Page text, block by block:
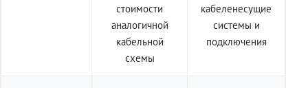
стоимости
аналогичной
кабельной
схемы
кабеленесущие
системы и
подключения